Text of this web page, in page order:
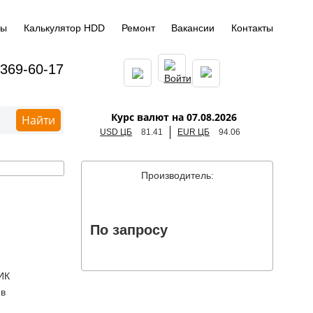
Калькулятор HDD Ремонт Вакансии Контакты
60-17
Найти Курс валют на 07.08.2026
USD ЦБ 81.41 EUR ЦБ 94.06
Производитель:
По запросу